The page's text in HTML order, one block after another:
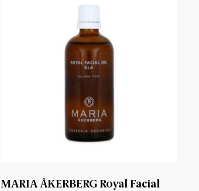
MARIA ÅKERBERG Royal Facial